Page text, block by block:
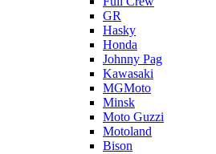
GR
Hasky
Honda
Johnny Pag
Kawasaki
MGMoto
Minsk
Moto Guzzi
Motoland
Bison